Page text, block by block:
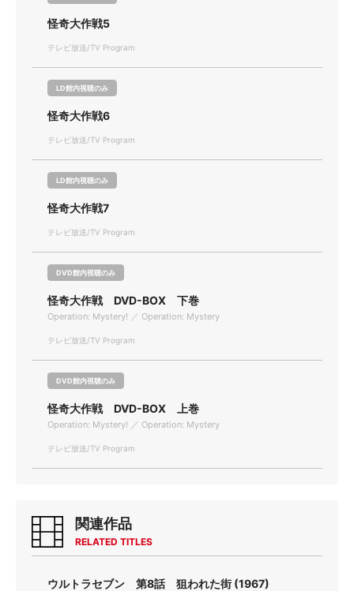
怪奇大作戦5
テレビ放送/TV Program
LD館内視聴のみ
怪奇大作戦6
テレビ放送/TV Program
LD館内視聴のみ
怪奇大作戦7
テレビ放送/TV Program
DVD館内視聴のみ
怪奇大作戦 DVD-BOX 下巻
Operation: Mystery! ／ Operation: Mystery
テレビ放送/TV Program
DVD館内視聴のみ
怪奇大作戦 DVD-BOX 上巻
Operation: Mystery! ／ Operation: Mystery
テレビ放送/TV Program
関連作品
RELATED TITLES
ウルトラセブン 第8話 狙われた街 (1967)